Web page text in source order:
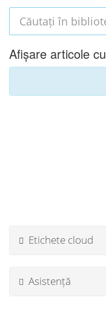
Afișare articole
Etichete cloud
Asistență